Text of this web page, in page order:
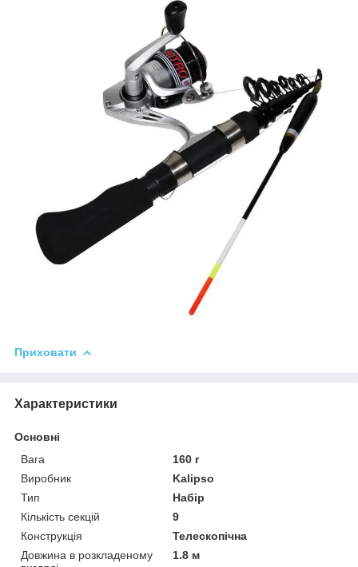
Приховати
Характеристики
Основні
Вага
160 г
Виробник
Kalipso
Тип
Набір
Кількість секцій
9
Конструкція
Телескопічна
Довжина в розкладеному
1.8 м